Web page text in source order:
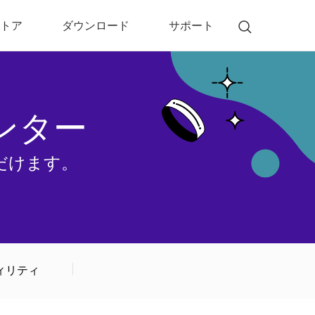
Memory for Mac
ア ダウンロード サポート
ター
ます。
リティ